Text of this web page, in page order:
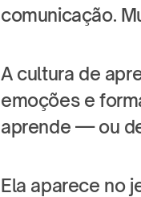
comunicação.
A cultura de
emoções e
aprende — ou
Ela aparece no